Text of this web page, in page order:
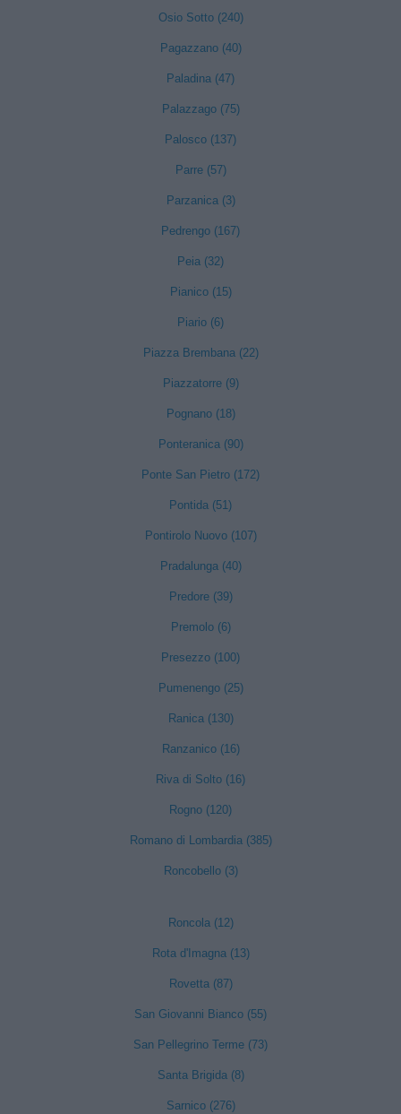
Osio Sotto (240)
Pagazzano (40)
Paladina (47)
Palazzago (75)
Palosco (137)
Parre (57)
Parzanica (3)
Pedrengo (167)
Peia (32)
Pianico (15)
Piario (6)
Piazza Brembana (22)
Piazzatorre (9)
Pognano (18)
Ponteranica (90)
Ponte San Pietro (172)
Pontida (51)
Pontirolo Nuovo (107)
Pradalunga (40)
Predore (39)
Premolo (6)
Presezzo (100)
Pumenengo (25)
Ranica (130)
Ranzanico (16)
Riva di Solto (16)
Rogno (120)
Romano di Lombardia (385)
Roncobello (3)
Roncola (12)
Rota d'Imagna (13)
Rovetta (87)
San Giovanni Bianco (55)
San Pellegrino Terme (73)
Santa Brigida (8)
Sarnico (276)